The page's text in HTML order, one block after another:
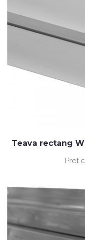
Teava rectang
Pret